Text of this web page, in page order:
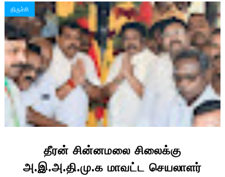
திருச்சி
தீரன் சின்னமலை சிலைக்கு
அ.இ.அ.தி.மு.க மாவட்ட செயலாளர்